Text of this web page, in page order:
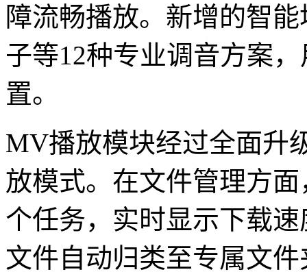
障流畅播放。新增的智
子等12种专业调音方案
置。
MV播放模块经过全面升
放模式。在文件管理方
个任务，实时显示下载
文件自动归类至专属文件